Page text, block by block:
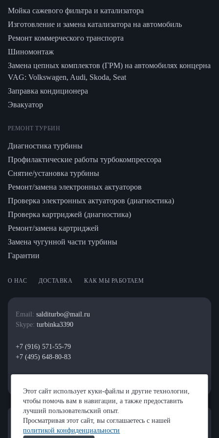
Мойка сажевого фильтра и катализатора
Изготовление и замена катализатора на автомобиль
Ремонт коммерческого транспорта
Шиномонтаж
Замена цепных комплектов (ГРМ) на автомобилях концерна
VAG: Volkswagen, Audi, Skoda, Seat
Заправка кондиционера
Эвакуатор
РЕМОНТ ТУРБИН
Диагностика турбины
Профилактические работы турбокомпрессора
Снятие/установка турбины
Ремонт/замена электронных актуаторов
Проверка электронных актуаторов (диагностика)
Проверка картриджей (диагностика)
Ремонт/замена картриджей
Замена чугунной части турбины
Гарантии
О НАС ДОСТАВКА КАК МЫ РАБОТАЕМ
Email: salditurbo@mail.ru
Skype: turbinka3390
+7 (916) 571-55-79
+7 (495) 648-80-83
Этот сайт использует куки-файлы и другие технологии,
чтобы помочь вам в навигации, а также предоставить
лучший пользовательский опыт.
Просматривая этот сайт, вы соглашаетесь с нашей
политикой конфиденциальности